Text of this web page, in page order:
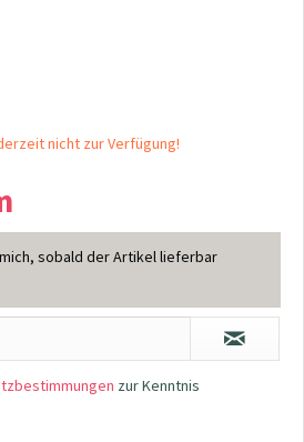
nicht zur Verfügung!
sobald der Artikel lieferbar
zur Kenntnis